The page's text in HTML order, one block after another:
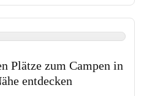
Plätze zum Campen in
entdecken